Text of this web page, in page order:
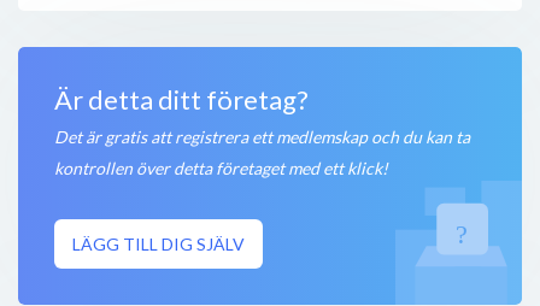
Är detta ditt företag?
Det är gratis att registrera ett medlemskap och du kan ta
kontrollen över detta företaget med ett klick!
LÄGG TILL DIG SJÄLV